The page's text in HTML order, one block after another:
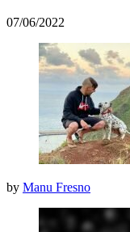
07/06/2022
by Manu Fresno